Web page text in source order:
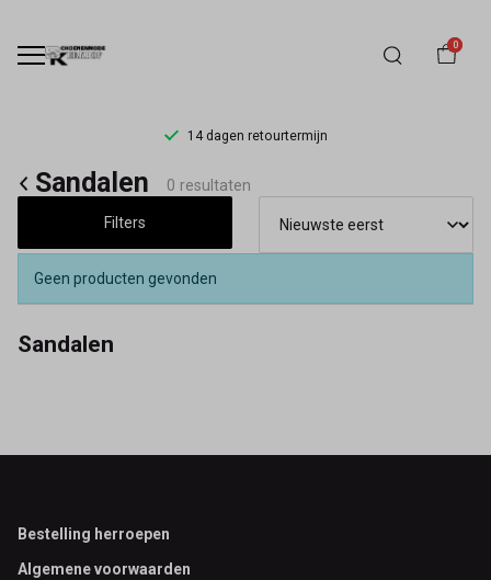
0
14 dagen retourtermijn
Sandalen
Schoenmode
Kerkhof
Sandalen 0 resultaten
Filters
Geen producten gevonden
Sandalen
Footer
Bestelling herroepen
Algemene voorwaarden